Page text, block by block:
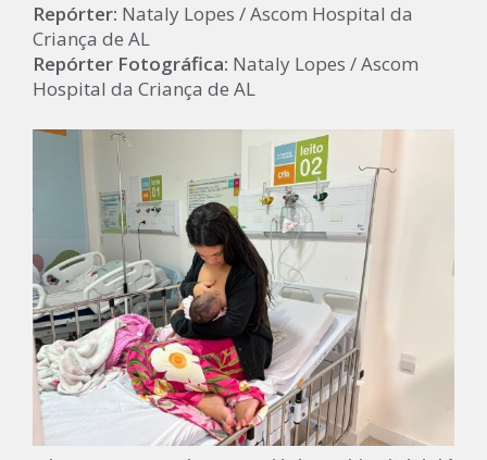
Repórter: Nataly Lopes / Ascom Hospital da
Criança de AL
Repórter Fotográfica: Nataly Lopes / Ascom
Hospital da Criança de AL